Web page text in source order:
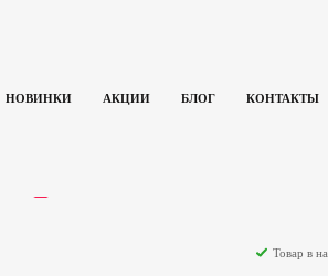
НОВИНКИ АКЦИИ БЛОГ КОНТАКТЫ
Товар в